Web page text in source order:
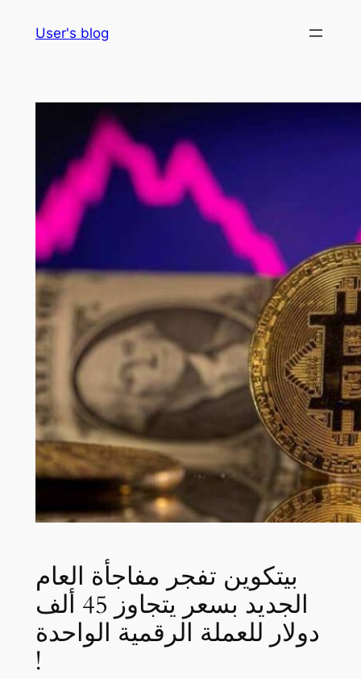
User's blog
بيتكوين تفجر مفاجأة العام
الجديد بسعر يتجاوز 45 ألف
دولار للعملة الرقمية الواحدة
!